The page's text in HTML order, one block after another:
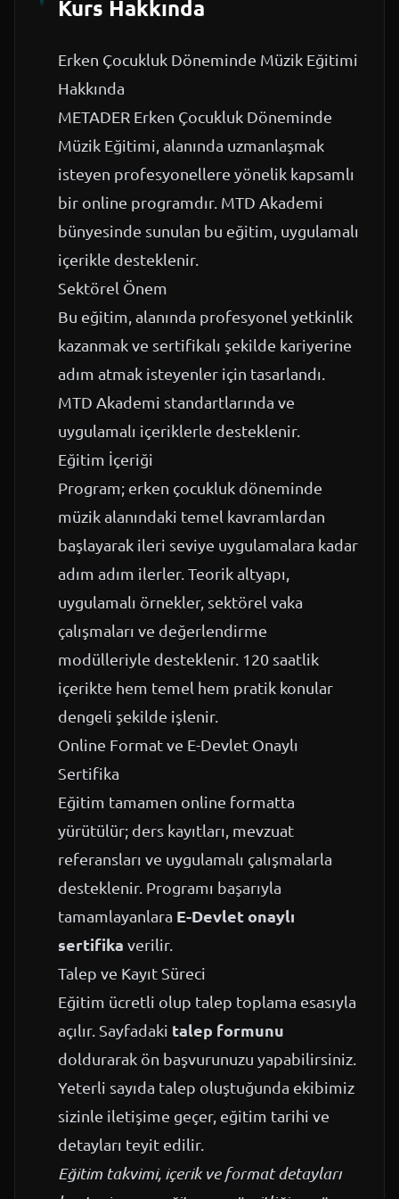
Kurs Hakkında
Erken Çocukluk Döneminde Müzik Eğitimi
Hakkında
METADER Erken Çocukluk Döneminde
Müzik Eğitimi, alanında uzmanlaşmak
isteyen profesyonellere yönelik kapsamlı
bir online programdır. MTD Akademi
bünyesinde sunulan bu eğitim, uygulamalı
içerikle desteklenir.
Sektörel Önem
Bu eğitim, alanında profesyonel yetkinlik
kazanmak ve sertifikalı şekilde kariyerine
adım atmak isteyenler için tasarlandı.
MTD Akademi standartlarında ve
uygulamalı içeriklerle desteklenir.
Eğitim İçeriği
Program; erken çocukluk döneminde
müzik alanındaki temel kavramlardan
başlayarak ileri seviye uygulamalara kadar
adım adım ilerler. Teorik altyapı,
uygulamalı örnekler, sektörel vaka
çalışmaları ve değerlendirme
modülleriyle desteklenir. 120 saatlik
içerikte hem temel hem pratik konular
dengeli şekilde işlenir.
Online Format ve E-Devlet Onaylı
Sertifika
Eğitim tamamen online formatta
yürütülür; ders kayıtları, mevzuat
referansları ve uygulamalı çalışmalarla
desteklenir. Programı başarıyla
tamamlayanlara E-Devlet onaylı
sertifika verilir.
Talep ve Kayıt Süreci
Eğitim ücretli olup talep toplama esasıyla
açılır. Sayfadaki talep formunu
doldurarak ön başvurunuzu yapabilirsiniz.
Yeterli sayıda talep oluştuğunda ekibimiz
sizinle iletişime geçer, eğitim tarihi ve
detayları teyit edilir.
Eğitim takvimi, içerik ve format detayları